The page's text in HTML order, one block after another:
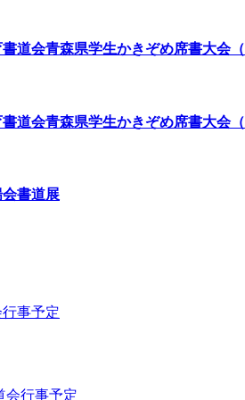
道会青森県学生かきぞめ席書大会（
道会青森県学生かきぞめ席書大会（
書道展